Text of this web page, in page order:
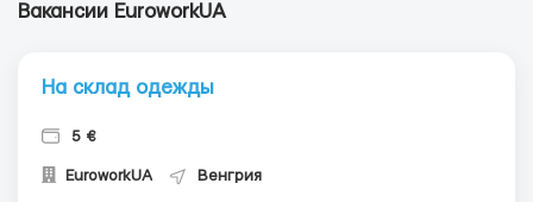
Вакансии EuroworkUA
На склад одежды
5 €
EuroworkUA Венгрия